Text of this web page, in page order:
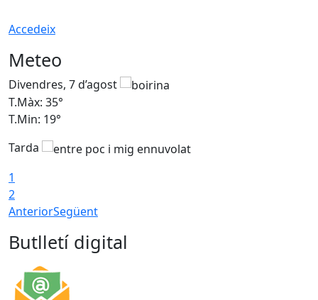
Accedeix
Meteo
Divendres, 7 d’agost
T.Màx: 35°
T.Min: 19°
Tarda
1
2
AnteriorSegüent
Butlletí digital